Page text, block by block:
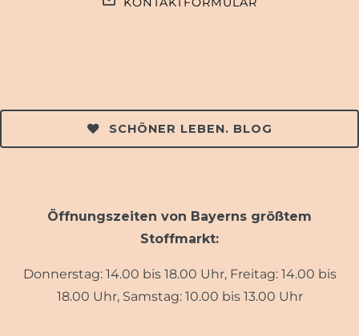
SCHÖNER LEBEN. BLOG
Öffnungszeiten von Bayerns größtem
Stoffmarkt:
Donnerstag: 14.00 bis 18.00 Uhr, Freitag: 14.00 bis
18.00 Uhr, Samstag: 10.00 bis 13.00 Uhr